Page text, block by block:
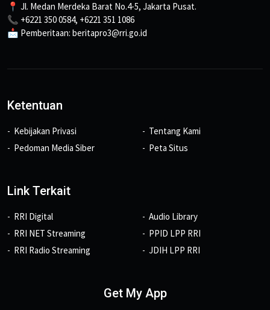
📍 Jl. Medan Merdeka Barat No.4-5, Jakarta Pusat.
📞 +6221 350 0584, +6221 351 1086
📩 Pemberitaan: beritapro3@rri.go.id
Ketentuan
Kebijakan Privasi
Pedoman Media Siber
Tentang Kami
Peta Situs
Link Terkait
RRI Digital
RRI NET Streaming
RRI Radio Streaming
Audio Library
PPID LPP RRI
JDIH LPP RRI
Get My App